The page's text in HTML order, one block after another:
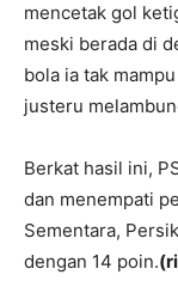
mencetak gol
meski berada di
bola ia tak
justeru
Berkat hasil ini,
dan menempati
Sementara,
dengan 14 poin.